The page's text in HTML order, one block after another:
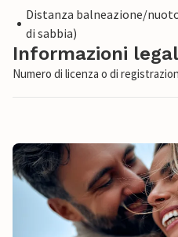
Distanza balneazione/
di sabbia)
Informazioni
Numero di licenza o di